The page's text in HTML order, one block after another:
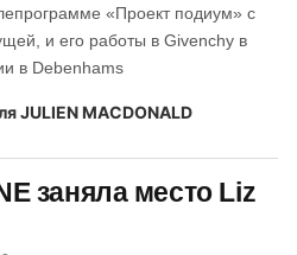
«Проект подиум» с
и его работы в Givenchy в
в Debenhams
заняла место Liz